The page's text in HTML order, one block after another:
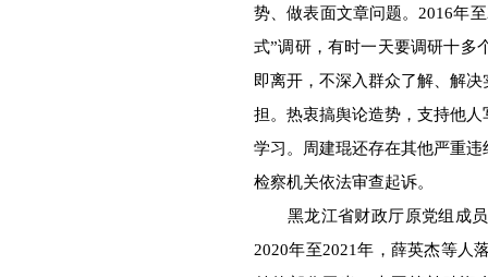
势、做表面文章问题。2016年
式”调研，有时一天要调研十多
即离开，不深入群众了解、解
担。热衷搞舆论造势，支持他
学习。周建琨还存在其他严重
检察机关依法审查起诉。
黑龙江省财政厅原党组成员
2020年至2021年，薛英杰等人